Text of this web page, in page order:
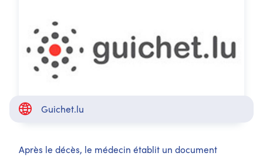
Guichet.lu
Après le décès, le médecin établit un document